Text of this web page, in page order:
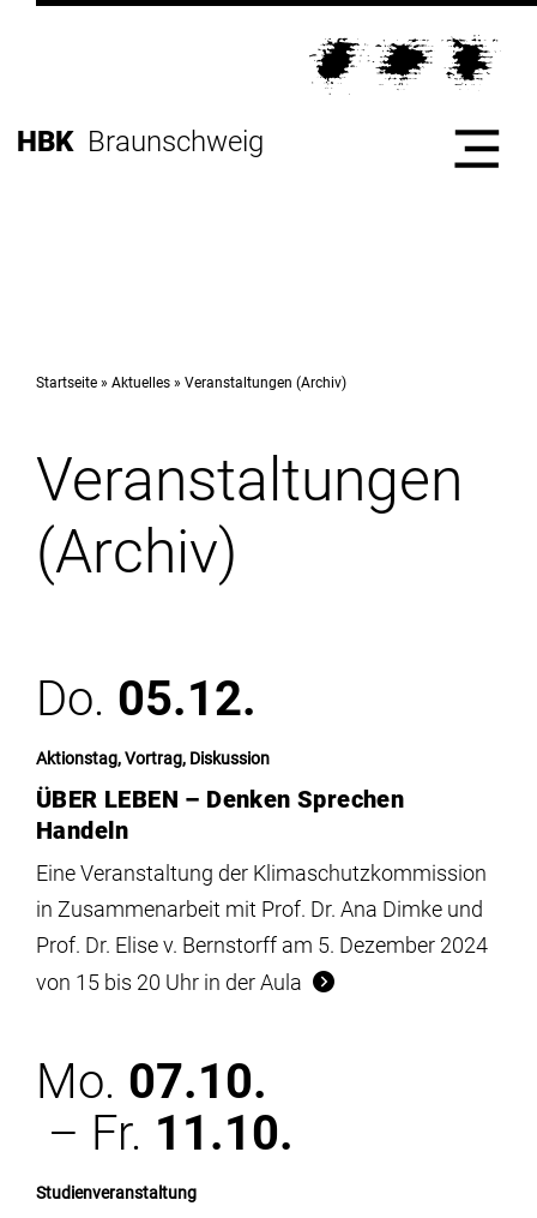
Inhalt
zur
Direkt
HBK Braunschweig
Hochschule
Studium
Institute
Infrastruktur
Aktuelles
meinstudium
Startseite Aktuelles Veranstaltungen (Archiv)
Veranstaltungen
(Archiv)
Do. 05.12.
Aktionstag, Vortrag, Diskussion
ÜBER LEBEN – Denken Sprechen
Handeln
Eine Veranstaltung der Klimaschutzkommission
in Zusammenarbeit mit Prof. Dr. Ana Dimke und
Prof. Dr. Elise v. Bernstorff am 5. Dezember 2024
von 15 bis 20 Uhr in der Aula
Mo. 07.10.
– Fr. 11.10.
Studienveranstaltung